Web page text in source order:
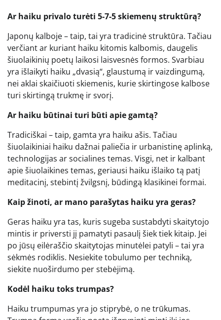
Ar haiku privalo turėti 5-7-5 skiemenų struktūrą?
Japonų kalboje – taip, tai yra tradicinė struktūra. Tačiau
verčiant ar kuriant haiku kitomis kalbomis, daugelis
šiuolaikinių poetų laikosi laisvesnės formos. Svarbiau
yra išlaikyti haiku „dvasią“, glaustumą ir vaizdingumą,
nei aklai skaičiuoti skiemenis, kurie skirtingose kalbose
turi skirtingą trukmę ir svorį.
Ar haiku būtinai turi būti apie gamtą?
Tradiciškai – taip, gamta yra haiku ašis. Tačiau
šiuolaikiniai haiku dažnai paliečia ir urbanistinę aplinką,
technologijas ar socialines temas. Visgi, net ir kalbant
apie šiuolaikines temas, geriausi haiku išlaiko tą patį
meditacinį, stebintį žvilgsnį, būdingą klasikinei formai.
Kaip žinoti, ar mano parašytas haiku yra geras?
Geras haiku yra tas, kuris sugeba sustabdyti skaitytojo
mintis ir priversti jį pamatyti pasaulį šiek tiek kitaip. Jei
po jūsų eilėraščio skaitytojas minutėlei patyli – tai yra
sėkmės rodiklis. Nesiekite tobulumo per techniką,
siekite nuoširdumo per stebėjimą.
Kodėl haiku toks trumpas?
Haiku trumpumas yra jo stiprybė, o ne trūkumas.